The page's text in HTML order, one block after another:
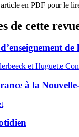
en PDF pour le
de cette
de
et Huguette
à la